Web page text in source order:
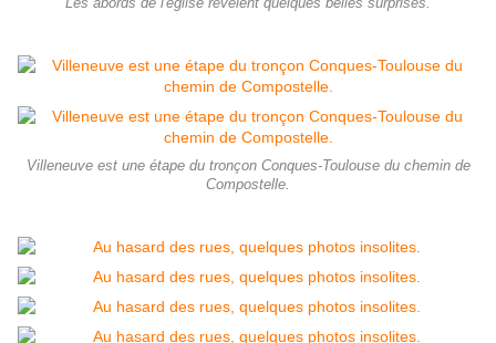
Les abords de l'église révèlent quelques belles surprises.
Villeneuve est une étape du tronçon Conques-Toulouse du chemin de
Compostelle.